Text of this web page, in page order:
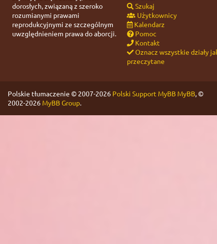
dorosłych, związaną z szeroko
rozumianymi prawami
reprodukcyjnymi ze szczególnym
uwzględnieniem prawa do aborcji.
Szukaj
Użytkownicy
Kalendarz
Pomoc
Kontakt
Oznacz wszystkie działy
przeczytane
Polskie tłumaczenie © 2007-2026 Polski Support MyBB MyBB, ©
2002-2026 MyBB Group.